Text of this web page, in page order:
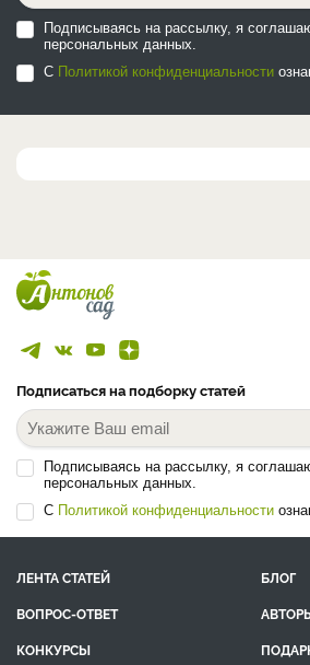
Подписываясь на рассылку, я
персональных данных.
С Политикой конфиденциальности
Подписаться на подборку статей
Подписываясь на рассылку, я
персональных данных.
С Политикой конфиденциальности
ЛЕНТА СТАТЕЙ
БЛОГ
ВОПРОС-ОТВЕТ
КОНКУРСЫ